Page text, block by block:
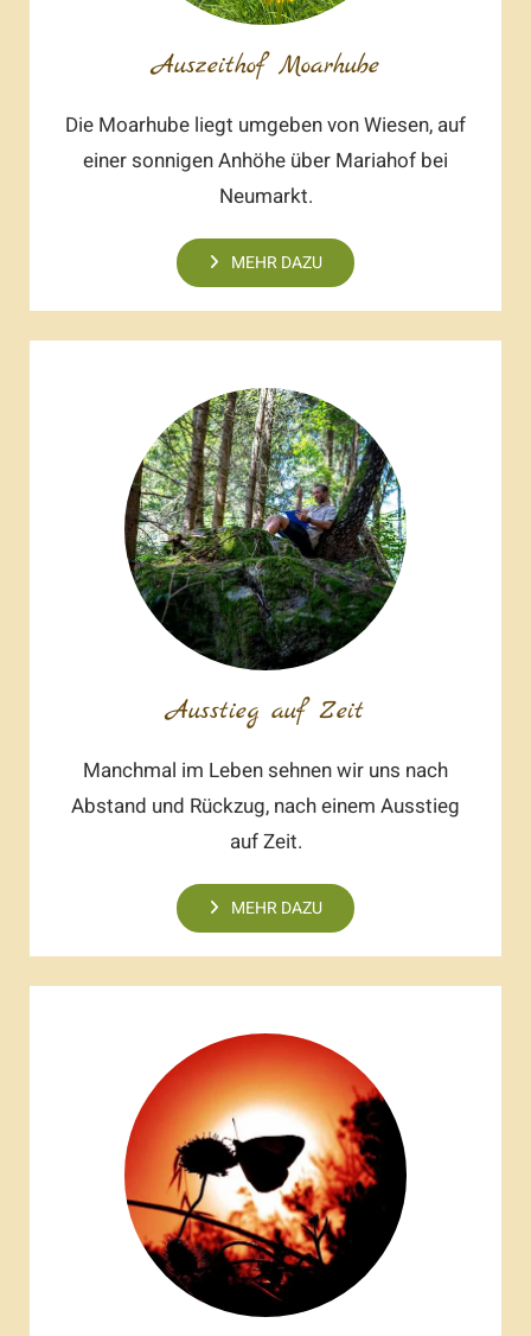
Auszeithof Moarhube
Die Moarhube liegt umgeben von Wiesen, auf
einer sonnigen Anhöhe über Mariahof bei
Neumarkt.
MEHR DAZU
Ausstieg auf Zeit
Manchmal im Leben sehnen wir uns nach
Abstand und Rückzug, nach einem Ausstieg
auf Zeit.
MEHR DAZU